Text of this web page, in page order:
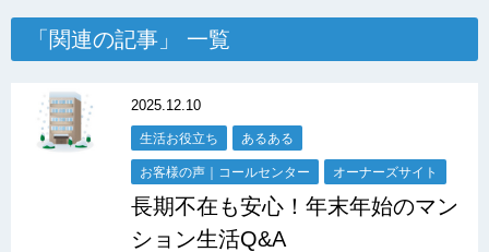
「関連の記事」 一覧
2025.12.10
生活お役立ち あるある
お客様の声｜コールセンター オーナーズサイト
長期不在も安心！年末年始のマン
ション生活Q&A